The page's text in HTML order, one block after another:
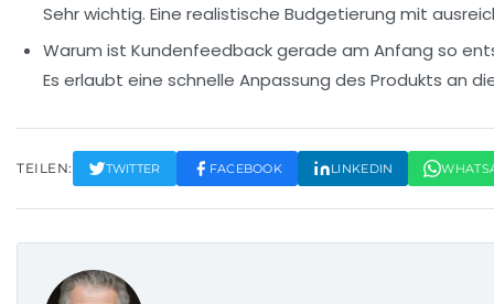
Sehr wichtig. Eine realistische Budgetierung mit
Warum ist Kundenfeedback gerade am Anfang so
Es erlaubt eine schnelle Anpassung des Produkts an
TEILEN: TWITTER FACEBOOK LINKEDIN